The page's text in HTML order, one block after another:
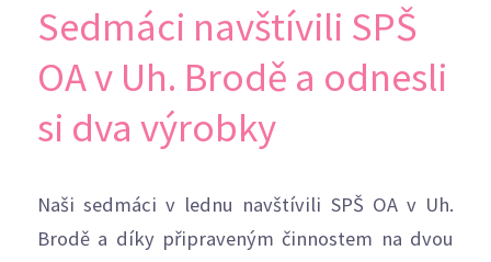
Sedmáci navštívili SPŠ
OA v Uh. Brodě a odnesli
si dva výrobky
Naši sedmáci v lednu navštívili SPŠ OA v Uh.
Brodě a díky připraveným činnostem na dvou